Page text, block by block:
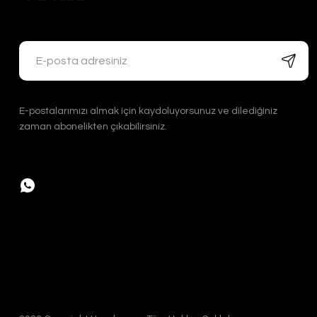
1.200,00 TL
E-postalarımızı almak için kaydoluyorsunuz ve dilediğiniz
zaman abonelikten çıkabilirsiniz.